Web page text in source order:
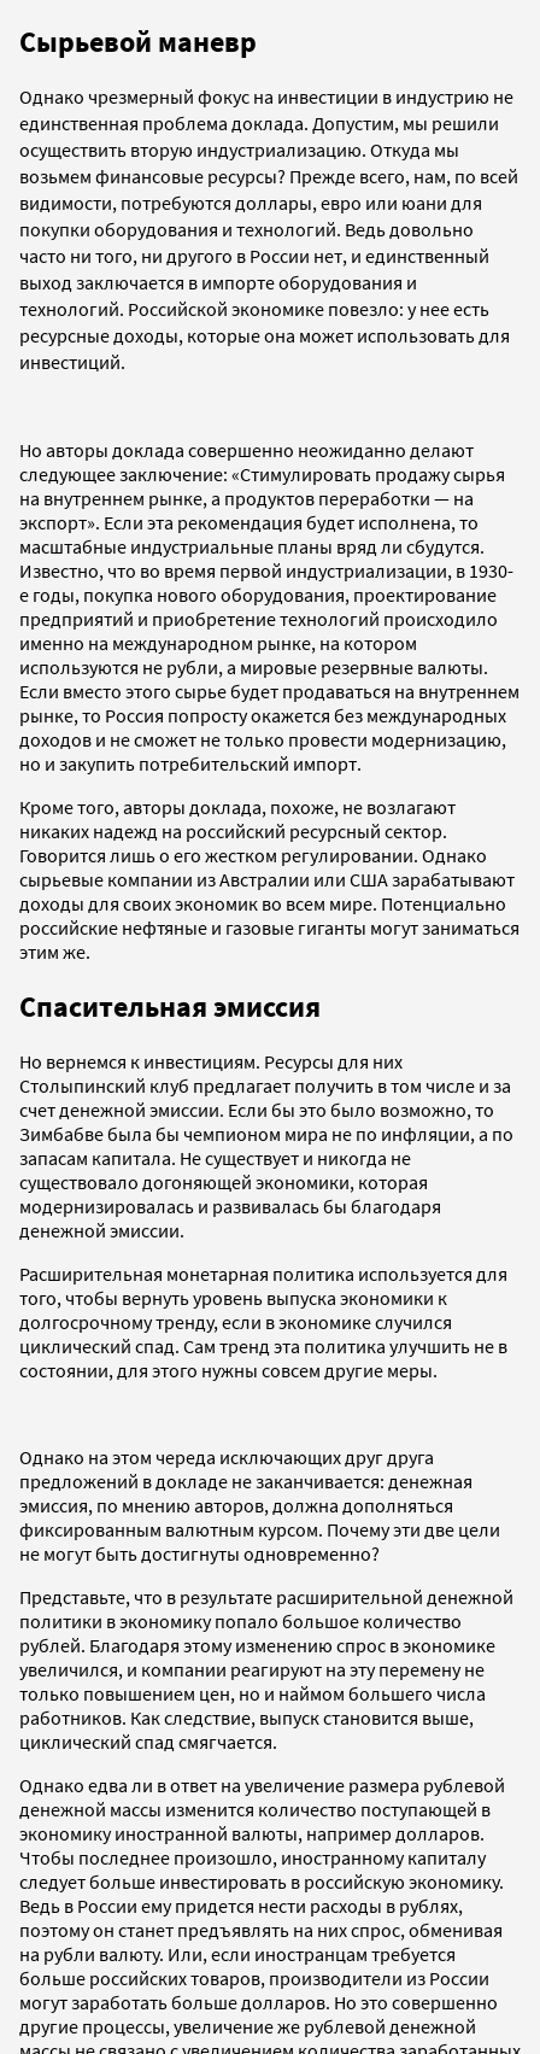
Сырьевой маневр
Однако чрезмерный фокус на инвестиции в индустрию не
единственная проблема доклада. Допустим, мы решили
осуществить вторую индустриализацию. Откуда мы
возьмем финансовые ресурсы? Прежде всего, нам, по всей
видимости, потребуются доллары, евро или юани для
покупки оборудования и технологий. Ведь довольно
часто ни того, ни другого в России нет, и единственный
выход заключается в импорте оборудования и
технологий. Российской экономике повезло: у нее есть
ресурсные доходы, которые она может использовать для
инвестиций.
Но авторы доклада совершенно неожиданно делают
следующее заключение: «Стимулировать продажу сырья
на внутреннем рынке, а продуктов переработки — на
экспорт». Если эта рекомендация будет исполнена, то
масштабные индустриальные планы вряд ли сбудутся.
Известно, что во время первой индустриализации, в 1930-
е годы, покупка нового оборудования, проектирование
предприятий и приобретение технологий происходило
именно на международном рынке, на котором
используются не рубли, а мировые резервные валюты.
Если вместо этого сырье будет продаваться на внутреннем
рынке, то Россия попросту окажется без международных
доходов и не сможет не только провести модернизацию,
но и закупить потребительский импорт.
Кроме того, авторы доклада, похоже, не возлагают
никаких надежд на российский ресурсный сектор.
Говорится лишь о его жестком регулировании. Однако
сырьевые компании из Австралии или США зарабатывают
доходы для своих экономик во всем мире. Потенциально
российские нефтяные и газовые гиганты могут заниматься
этим же.
Спасительная эмиссия
Но вернемся к инвестициям. Ресурсы для них
Столыпинский клуб предлагает получить в том числе и за
счет денежной эмиссии. Если бы это было возможно, то
Зимбабве была бы чемпионом мира не по инфляции, а по
запасам капитала. Не существует и никогда не
существовало догоняющей экономики, которая
модернизировалась и развивалась бы благодаря
денежной эмиссии.
Расширительная монетарная политика используется для
того, чтобы вернуть уровень выпуска экономики к
долгосрочному тренду, если в экономике случился
циклический спад. Сам тренд эта политика улучшить не в
состоянии, для этого нужны совсем другие меры.
Однако на этом череда исключающих друг друга
предложений в докладе не заканчивается: денежная
эмиссия, по мнению авторов, должна дополняться
фиксированным валютным курсом. Почему эти две цели
не могут быть достигнуты одновременно?
Представьте, что в результате расширительной денежной
политики в экономику попало большое количество
рублей. Благодаря этому изменению спрос в экономике
увеличился, и компании реагируют на эту перемену не
только повышением цен, но и наймом большего числа
работников. Как следствие, выпуск становится выше,
циклический спад смягчается.
Однако едва ли в ответ на увеличение размера рублевой
денежной массы изменится количество поступающей в
экономику иностранной валюты, например долларов.
Чтобы последнее произошло, иностранному капиталу
следует больше инвестировать в российскую экономику.
Ведь в России ему придется нести расходы в рублях,
поэтому он станет предъявлять на них спрос, обменивая
на рубли валюту. Или, если иностранцам требуется
больше российских товаров, производители из России
могут заработать больше долларов. Но это совершенно
другие процессы, увеличение же рублевой денежной